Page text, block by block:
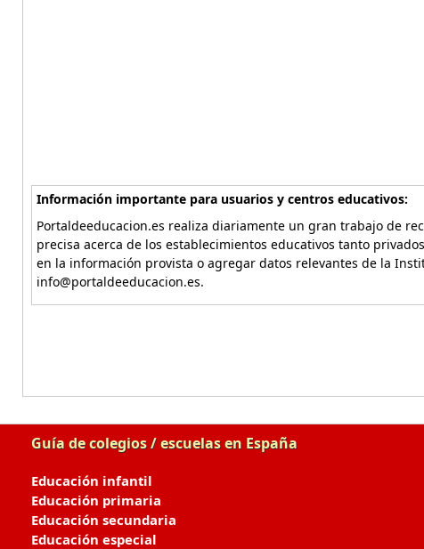
Información importante para usuarios y centros educativos:
Portaldeeducacion.es realiza diariamente un gran trabajo de
precisa acerca de los establecimientos educativos tanto
en la información provista o agregar datos relevantes de la
info@portaldeeducacion.es.
Guía de colegios / escuelas en España
Educación infantil
Educación primaria
Educación secundaria
Educación especial